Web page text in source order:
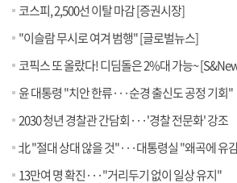
코스피, 2,500선 이탈 마감 [증권시장]
"이슬람 무시로 여겨 범행" [글로벌뉴스]
코픽스 또 올랐다! 디딤돌은 2%대 가능~
윤 대통령 "치안 한류···순경 출신도 공정 기회"
2030 청년 경찰관 간담회···'경찰 전문화' 강조
北 "절대 상대 않을 것"···대통령실 "왜곡에 유
13만여 명 확진···"거리두기 없이 일상 유지"